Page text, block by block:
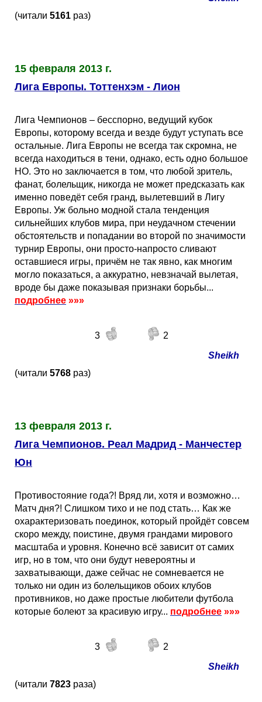
(читали 5161 раз)
15 февраля 2013 г.
Лига Европы. Тоттенхэм - Лион
Лига Чемпионов – бесспорно, ведущий кубок
Европы, которому всегда и везде будут уступать все
остальные. Лига Европы не всегда так скромна, не
всегда находиться в тени, однако, есть одно большое
НО. Это но заключается в том, что любой зритель,
фанат, болельщик, никогда не может предсказать как
именно поведёт себя гранд, вылетевший в Лигу
Европы. Уж больно модной стала тенденция
сильнейших клубов мира, при неудачном стечении
обстоятельств и попадании во второй по значимости
турнир Европы, они просто-напросто сливают
оставшиеся игры, причём не так явно, как многим
могло показаться, а аккуратно, невзначай вылетая,
вроде бы даже показывая признаки борьбы...
подробнее »»»
3
2
Sheikh
(читали 5768 раз)
13 февраля 2013 г.
Лига Чемпионов. Реал Мадрид - Манчестер
Юн
Противостояние года?! Вряд ли, хотя и возможно…
Матч дня?! Слишком тихо и не под стать… Как же
охарактеризовать поединок, который пройдёт совсем
скоро между, поистине, двумя грандами мирового
масштаба и уровня. Конечно всё зависит от самих
игр, но в том, что они будут невероятны и
захватывающи, даже сейчас не сомневается не
только ни один из болельщиков обоих клубов
противников, но даже простые любители футбола
которые болеют за красивую игру... подробнее »»»
3
2
Sheikh
(читали 7823 раза)